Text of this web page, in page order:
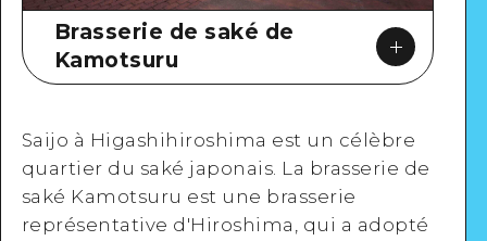
Brasserie de saké de
Kamotsuru
Saijo à Higashihiroshima est un célèbre
quartier du saké japonais. La brasserie de
saké Kamotsuru est une brasserie
représentative d'Hiroshima, qui a adopté